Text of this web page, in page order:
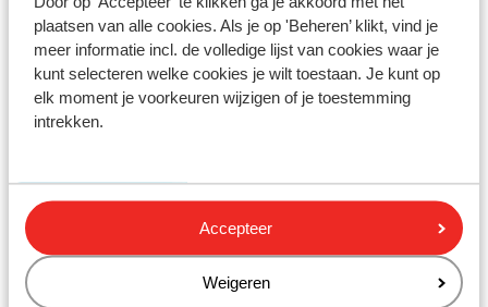
plaatsen van alle cookies. Als je op 'Beheren’ klikt, vind je
meer informatie incl. de volledige lijst van cookies waar je
kunt selecteren welke cookies je wilt toestaan. Je kunt op
elk moment je voorkeuren wijzigen of je toestemming
intrekken.
Accepteer
Weigeren
Partez en vacances avec Sunweb !
Offres Dernière Chance